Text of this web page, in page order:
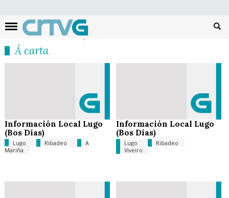
Á carta
Información Local Lugo
(Bos Días)
Lugo Ribadeo
A
Mariña
Información Local Lugo
(Bos Días)
Lugo
Ribadeo
Viveiro